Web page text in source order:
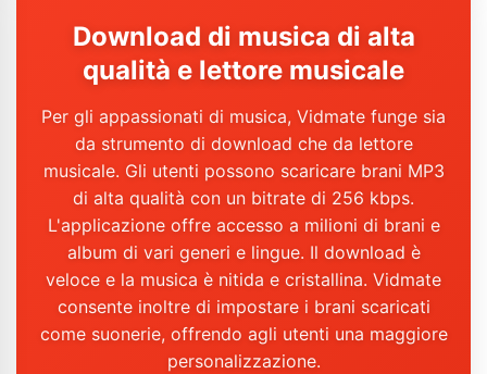
Download di musica di alta
qualità e lettore musicale
Per gli appassionati di musica, Vidmate funge sia
da strumento di download che da lettore
musicale. Gli utenti possono scaricare brani MP3
di alta qualità con un bitrate di 256 kbps.
L'applicazione offre accesso a milioni di brani e
album di vari generi e lingue. Il download è
veloce e la musica è nitida e cristallina. Vidmate
consente inoltre di impostare i brani scaricati
come suonerie, offrendo agli utenti una maggiore
personalizzazione.